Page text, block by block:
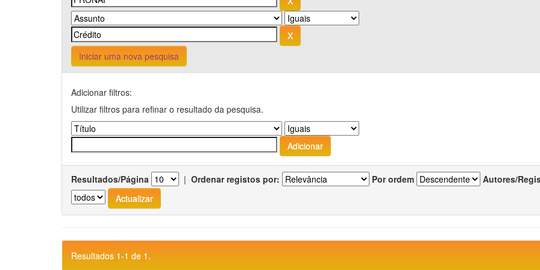
Iniciar uma nova pesquisa
Adicionar filtros:
Utilizar filtros para refinar o resultado da pesquisa.
Resultados/Página | Ordenar registos por: Por ordem Autores/
Resultados 1-1 de 1.